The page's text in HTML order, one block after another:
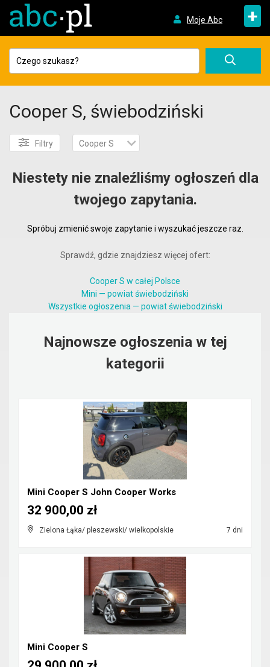
Moje Abc +
Cooper S, świebodziński
Filtry Cooper S
Niestety nie znaleźliśmy ogłoszeń dla
twojego zapytania.
Spróbuj zmienić swoje zapytanie i wyszukać jeszcze raz.
Sprawdź, gdzie znajdziesz więcej ofert:
Cooper S w całej Polsce
Mini — powiat świebodziński
Wszystkie ogłoszenia — powiat świebodziński
Najnowsze ogłoszenia w tej
kategorii
Mini Cooper S John Cooper Works
Zielona Łąka/ pleszewski/ wielkopolskie 7 dni
32 900,00 zł
Mini Cooper S